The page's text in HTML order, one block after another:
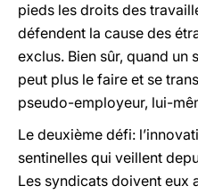
pieds les droits des
défendent la cause des
exclus. Bien sûr, quand
peut plus le faire et se
pseudo-employeur, lui-
Le deuxième défi:
sentinelles qui veillent
Les syndicats doivent eux